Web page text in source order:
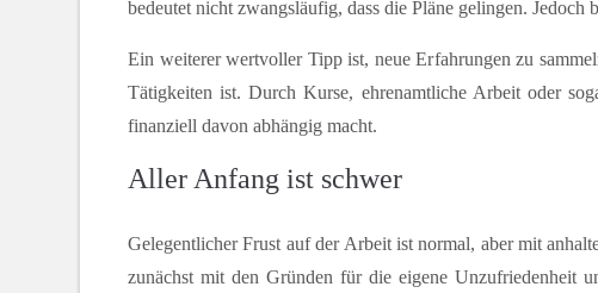
bedeutet nicht zwangsläufig, dass die Pläne gelingen.
Ein weiterer wertvoller Tipp ist, neue Erfahrungen zu
Tätigkeiten ist. Durch Kurse, ehrenamtliche Arbeit oder
finanziell davon abhängig macht.
Aller Anfang ist schwer
Gelegentlicher Frust auf der Arbeit ist normal, aber mit
zunächst mit den Gründen für die eigene Unzufriedenheit